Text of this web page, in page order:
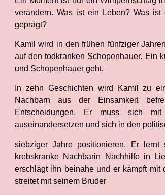
verändern. Was ist ein Leben? Was
geprägt?
Kamil wird in den frühen fünfziger
auf den todkranken Schopenhauer. Ein
und Schopenhauer geht.
In zehn Geschichten wird Kamil zu
Nachbarn aus der Einsamkeit
Entscheidungen. Er muss sich
auseinandersetzen und sich in den
siebziger Jahre positionieren. Er
krebskranke Nachbarin Nachhilfe in
erschlägt ihn beinahe und er kämpft
streitet mit seinem Bruder